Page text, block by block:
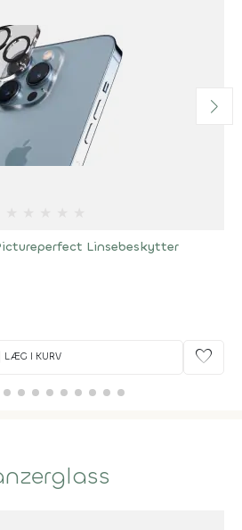
Linsebeskytter
LÆG I KURV favorite